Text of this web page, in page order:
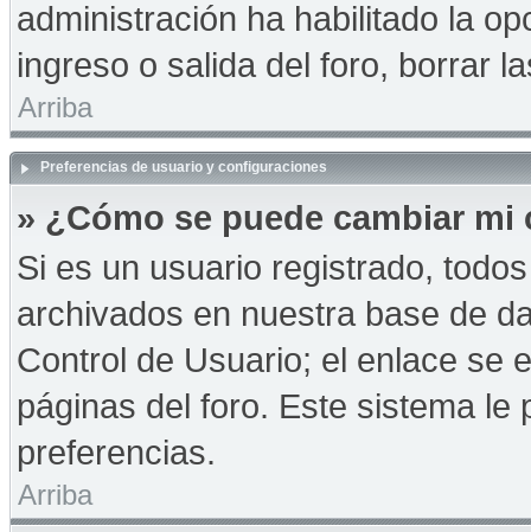
administración ha habilitado la
ingreso o salida del foro, borrar
Arriba
Preferencias de usuario y configuraciones
» ¿Cómo se puede cambiar
Si es un usuario registrado,
archivados en nuestra base de
Control de Usuario; el enlace se
páginas del foro. Este sistema
preferencias.
Arriba